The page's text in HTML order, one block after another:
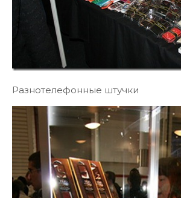
Разнотелефонные штучки